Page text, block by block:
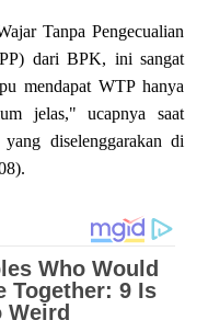
Tanpa Pengecualian
dari BPK, ini sangat
mendapat WTP hanya
jelas," ucapnya saat
diselenggarakan di